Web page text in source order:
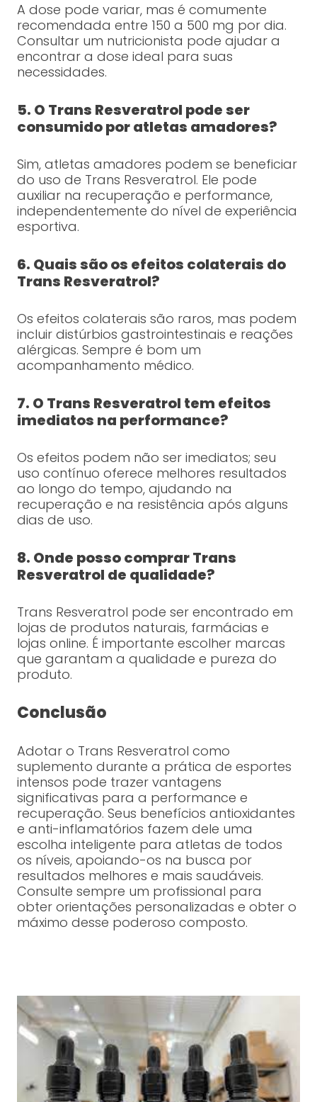
A dose pode variar, mas é comumente
recomendada entre 150 a 500 mg por dia.
Consultar um nutricionista pode ajudar a
encontrar a dose ideal para suas
necessidades.
5. O Trans Resveratrol pode ser
consumido por atletas amadores?
Sim, atletas amadores podem se beneficiar
do uso de Trans Resveratrol. Ele pode
auxiliar na recuperação e performance,
independentemente do nível de experiência
esportiva.
6. Quais são os efeitos colaterais do
Trans Resveratrol?
Os efeitos colaterais são raros, mas podem
incluir distúrbios gastrointestinais e reações
alérgicas. Sempre é bom um
acompanhamento médico.
7. O Trans Resveratrol tem efeitos
imediatos na performance?
Os efeitos podem não ser imediatos; seu
uso contínuo oferece melhores resultados
ao longo do tempo, ajudando na
recuperação e na resistência após alguns
dias de uso.
8. Onde posso comprar Trans
Resveratrol de qualidade?
Trans Resveratrol pode ser encontrado em
lojas de produtos naturais, farmácias e
lojas online. É importante escolher marcas
que garantam a qualidade e pureza do
produto.
Conclusão
Adotar o Trans Resveratrol como
suplemento durante a prática de esportes
intensos pode trazer vantagens
significativas para a performance e
recuperação. Seus benefícios antioxidantes
e anti-inflamatórios fazem dele uma
escolha inteligente para atletas de todos
os níveis, apoiando-os na busca por
resultados melhores e mais saudáveis.
Consulte sempre um profissional para
obter orientações personalizadas e obter o
máximo desse poderoso composto.